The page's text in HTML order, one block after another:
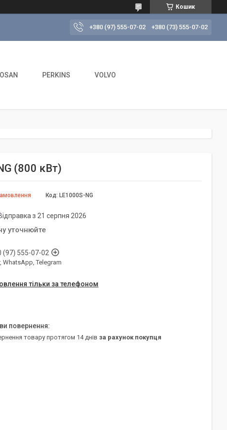
Кошик
+380 (97) 555-07-02 +380 (73) 555-07-02
PERKINS VOLVO
(800 кВт)
Код: LE1000S-NG
з 21 серпня 2026
уточнюйте
(97) 555-07-02
WhatsApp, Telegram
тільки за телефоном
товару протягом 14 днів за рахунок покупця